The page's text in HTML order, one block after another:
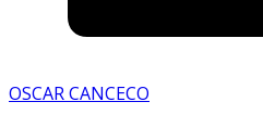
OSCAR CANCECO